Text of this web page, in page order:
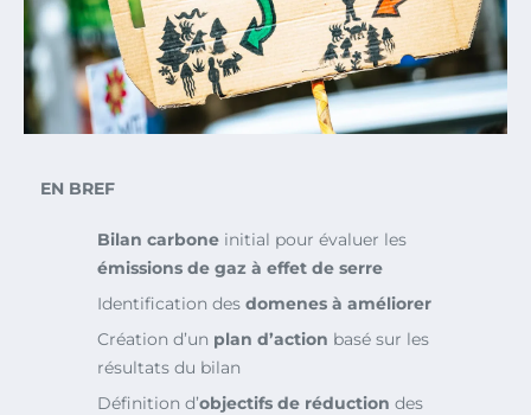
EN BREF
Bilan carbone initial pour évaluer les
émissions de gaz à effet de serre
Identification des domenes à améliorer
Création d’un plan d’action basé sur les
résultats du bilan
Définition d’objectifs de réduction des